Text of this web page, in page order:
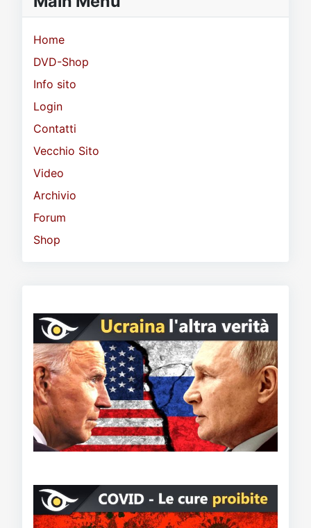
Home
DVD-Shop
Info sito
Login
Contatti
Vecchio Sito
Video
Archivio
Forum
Shop